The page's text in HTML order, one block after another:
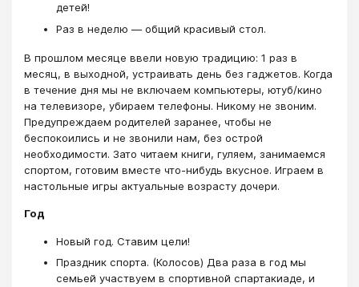
детей!
Раз в неделю — общий красивый стол.
В прошлом месяце ввели новую традицию: 1 раз в
месяц, в выходной, устраивать день без гаджетов. Когда
в течение дня мы не включаем компьютеры, ютуб/кино
на телевизоре, убираем телефоны. Никому не звоним.
Предупреждаем родителей заранее, чтобы не
беспокоились и не звонили нам, без острой
необходимости. Зато читаем книги, гуляем, занимаемся
спортом, готовим вместе что-нибудь вкусное. Играем в
настольные игры актуальные возрасту дочери.
Год
Новый год. Ставим цели!
Праздник спорта. (Колосов) Два раза в год мы
семьей участвуем в спортивной спартакиаде, и